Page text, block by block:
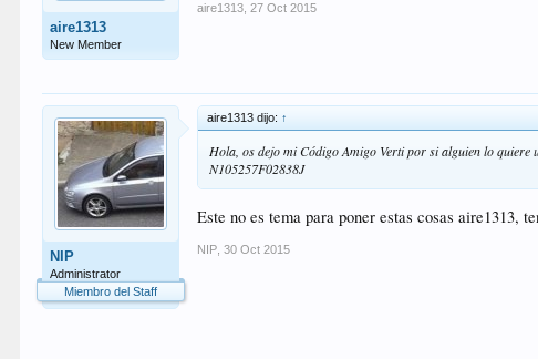
aire1313
New Member
aire1313 27 Oct 2015
NIP
Administrator
Miembro del Staff
aire1313 dijo: ↑
Hola, os dejo mi Código Amigo Verti por si alguien lo
N105257F02838J
Este no es tema para poner estas cosas aire1313,
NIP 30 Oct 2015